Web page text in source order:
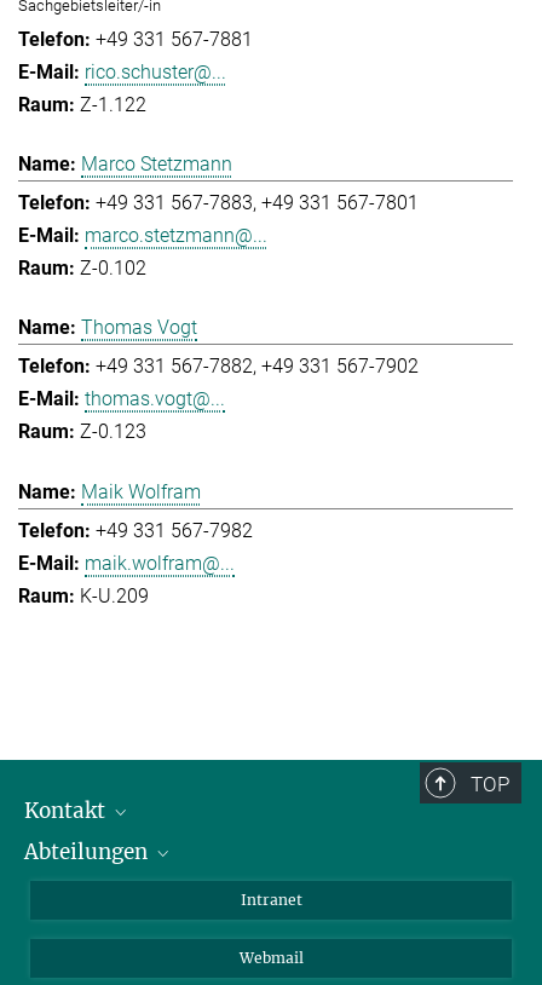
Sachgebietsleiter/-in
+49 331 567-7881
rico.schuster@...
Z-1.122
Marco Stetzmann
+49 331 567-7883 +49 331 567-7801
marco.stetzmann@...
Z-0.102
Thomas Vogt
+49 331 567-7882 +49 331 567-7902
thomas.vogt@...
Z-0.123
Maik Wolfram
+49 331 567-7982
maik.wolfram@...
K-U.209
TOP
Kontakt
Mitarbeiterverzeichnis
Abteilungen
Kolloidchemie
Intranet
Webmail